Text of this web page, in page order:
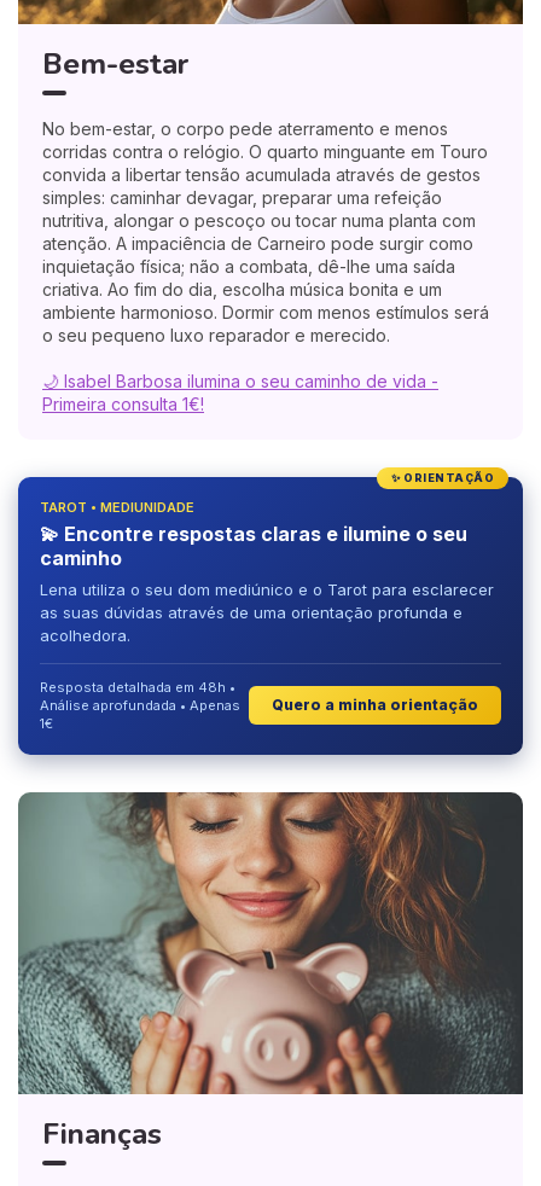
Bem-estar
No bem-estar, o corpo pede aterramento e menos
corridas contra o relógio. O quarto minguante em Touro
convida a libertar tensão acumulada através de gestos
simples: caminhar devagar, preparar uma refeição
nutritiva, alongar o pescoço ou tocar numa planta com
atenção. A impaciência de Carneiro pode surgir como
inquietação física; não a combata, dê-lhe uma saída
criativa. Ao fim do dia, escolha música bonita e um
ambiente harmonioso. Dormir com menos estímulos será
o seu pequeno luxo reparador e merecido.
🌙 Isabel Barbosa ilumina o seu caminho de vida -
Primeira consulta 1€!
✨ ORIENTAÇÃO
TAROT • MEDIUNIDADE
💫 Encontre respostas claras e ilumine o seu
caminho
Lena utiliza o seu dom mediúnico e o Tarot para esclarecer
as suas dúvidas através de uma orientação profunda e
acolhedora.
Resposta detalhada em 48h •
Análise aprofundada • Apenas
1€
Quero a minha orientação
Finanças